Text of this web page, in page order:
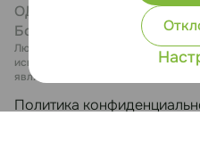
ОДО «ЭТЕРИКА», УНП
Боровая, 7, каб. 27
Любая информация,
исключительно информационный
является публичной офертой.
Политика